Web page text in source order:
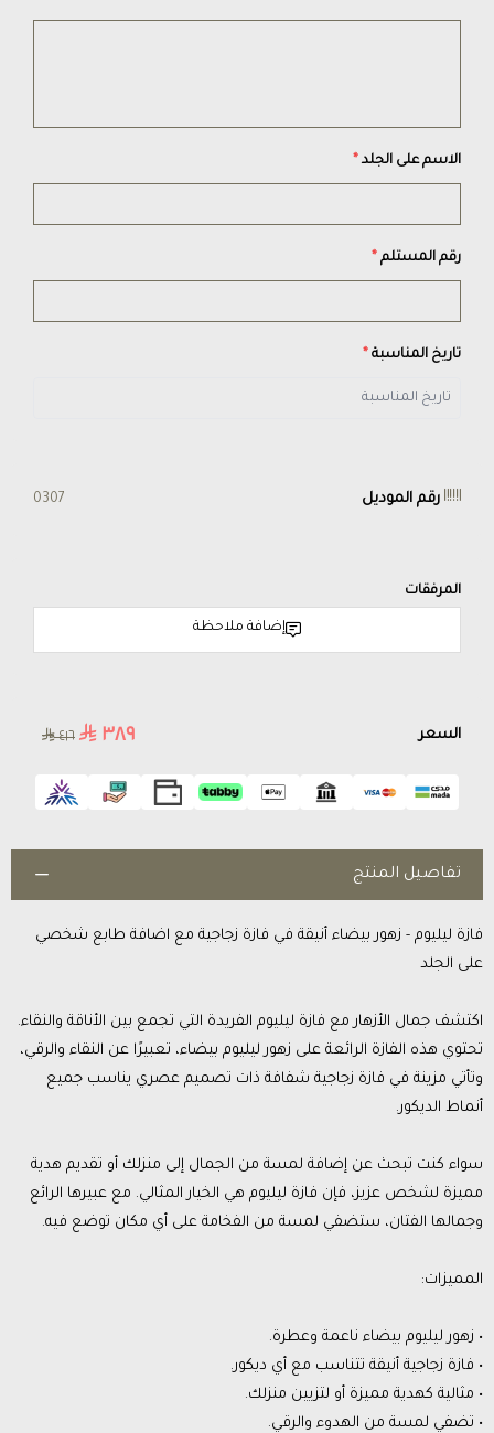
الاسم على الجلد*
رقم المستلم *
تاريخ المناسبة *
رقم الموديل 0307
المرفقات
إضافة ملاحظة
السعر ٣٨٩ ٤١٦
تفاصيل المنتج
فازة ليليوم - زهور بيضاء أنيقة في فازة زجاجية مع اضافة طابع شخصي
على الجلد
اكتشف جمال الأزهار مع فازة ليليوم الفريدة التي تجمع بين الأناقة والنقاء.
تحتوي هذه الفازة الرائعة على زهور ليليوم بيضاء، تعبيرًا عن النقاء والرقي،
وتأتي مزينة في فازة زجاجية شفافة ذات تصميم عصري يناسب جميع
أنماط الديكور.
سواء كنت تبحث عن إضافة لمسة من الجمال إلى منزلك أو تقديم هدية
مميزة لشخص عزيز، فإن فازة ليليوم هي الخيار المثالي. مع عبيرها الرائع
وجمالها الفتان، ستضفي لمسة من الفخامة على أي مكان توضع فيه.
المميزات:
• زهور ليليوم بيضاء ناعمة وعطرة.
• فازة زجاجية أنيقة تتناسب مع أي ديكور.
• مثالية كهدية مميزة أو لتزيين منزلك.
• تضفي لمسة من الهدوء والرقي.